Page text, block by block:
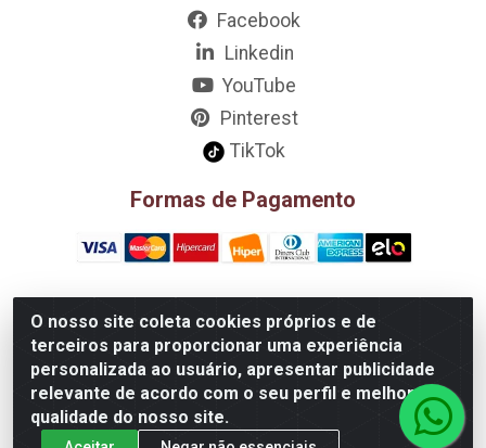
O nosso site coleta cookies próprios e de
terceiros para proporcionar uma experiência
personalizada ao usuário, apresentar publicidade
relevante de acordo com o seu perfil e melhorar a
qualidade do nosso site.
Facebook
Linkedin
YouTube
Pinterest
TikTok
Formas de Pagamento
D&A Decoração e Ambientação LTDA - Rua Riachão, 807 –
3A, 4A, 5A, 12A, 14A - Muribeca, Jaboatão dos
Guararapes/PE - CEP 54.355-057 - CNPJ 08.749.430/0002-01